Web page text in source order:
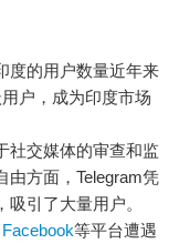
度的用户数量近年来
户，成为印度市场
社交媒体的审查和监
由方面，Telegram凭
引了大量用户。
Facebook等平台遭遇